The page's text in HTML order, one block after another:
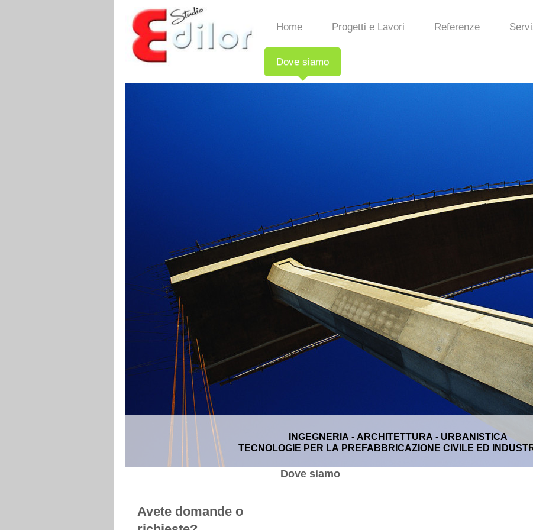
Home Progetti e Lavori Referenze
Dove siamo
INGEGNERIA - ARCHITETTURA - URBANISTICA
TECNOLOGIE PER LA PREFABBRICAZIONE CIVILE ED
Dove siamo
Avete domande o